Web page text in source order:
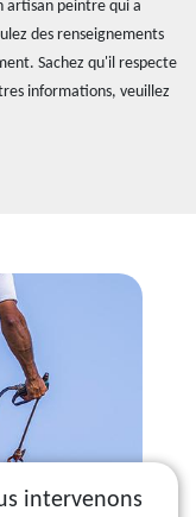
artisan peintre qui a
des renseignements
Sachez qu'il respecte
informations, veuillez
intervenons